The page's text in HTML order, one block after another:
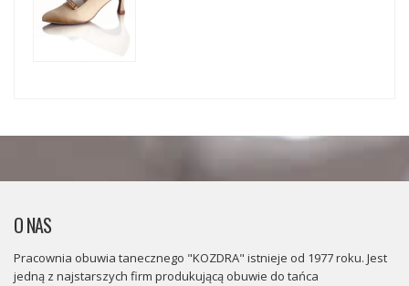
O NAS
Pracownia obuwia tanecznego "KOZDRA" istnieje od 1977 roku. Jest
jedną z najstarszych firm produkującą obuwie do tańca